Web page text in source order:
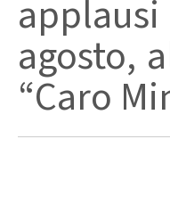
agosto,
“Caro